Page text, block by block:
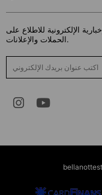
الإلكترونية للاطلاع على
الحملات والإعلانات.